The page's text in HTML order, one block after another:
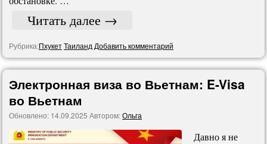
Читать далее →
Рубрика:ПхукетТаиланд Добавить комментарий
Электронная виза во Вьетнам: E-Visa
во Вьетнам
Обновлено: 14.09.2025 Автором:Ольга
Давно я не